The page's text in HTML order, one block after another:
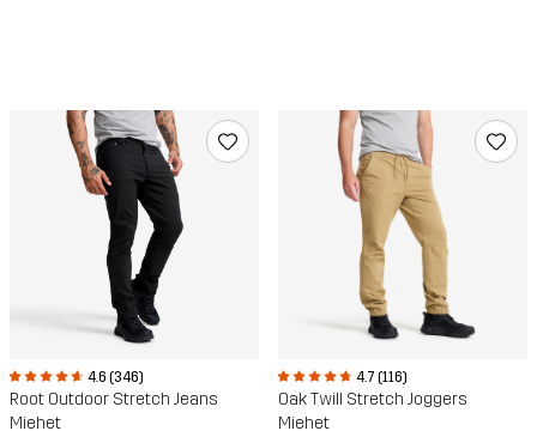
4.6 (346)
Root Outdoor Stretch Jeans
Miehet
4.7 (116)
Oak Twill Stretch Joggers
Miehet